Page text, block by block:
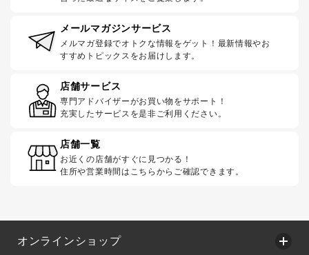
メールマガジンサービス
メルマガ登録でオトクな情報をゲット！最新情報やお
すすめトピックスをお届けします。
店舗サービス
専門アドバイザーがお買い物をサポート！
充実したサービスを是非ご利用ください。
店舗一覧
お近くの店舗がすぐに見つかる！
住所や営業時間はこちらからご確認できます。
オンラインショップ